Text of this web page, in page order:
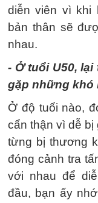
diễn viên vì khi
bản thân sẽ
nhau.
- Ở tuổi U50,
gặp những khó
Ở độ tuổi nào,
cẩn thận vì dễ bị
từng bị thương
đóng cảnh tra
với nhau để
đầu, bạn ấy